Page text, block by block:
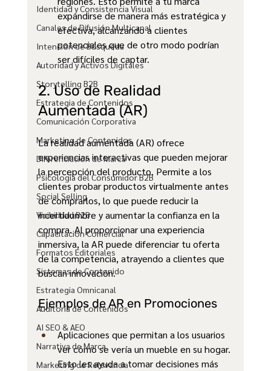
Identidad y Consistencia Visual
Canales de Difusión Multicanal
Intención de Búsqueda
Autoridad y Activos Digitales
Storytelling B2B
Estrategia de Contenidos
Comunicación Corporativa
Marketing de Contenidos
Diferenciación de Marca
Psicología del Consumidor B2B
Social Selling
Visibilidad B2B
Capacitación Comercial
Formatos Editoriales
Sistemas de Contenido
Estrategia Omnicanal
Auditoría de Contenidos
AI SEO & AEO
Narrativa de Marca
Marketing de Relevancia
expandirse de manera más estratégica y
efectiva, alcanzando a clientes
potenciales que de otro modo podrían
ser difíciles de captar.
2. Uso de Realidad
Aumentada (AR)
La realidad aumentada (AR) ofrece
experiencias interactivas que pueden mejorar
la percepción del producto. Permite a los
clientes probar productos virtualmente antes
de comprarlos, lo que puede reducir la
incertidumbre y aumentar la confianza en la
compra. Al proporcionar una experiencia
inmersiva, la AR puede diferenciar tu oferta
de la competencia, atrayendo a clientes que
buscan innovación.
Ejemplos de AR en Promociones
Aplicaciones que permitan a los usuarios
ver cómo se vería un mueble en su hogar.
Esto les ayuda a tomar decisiones más